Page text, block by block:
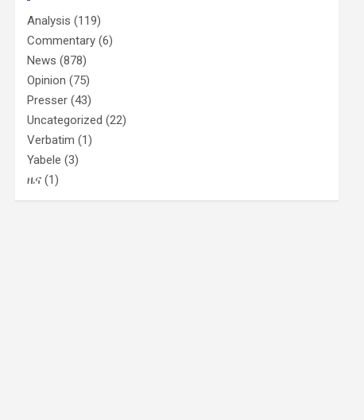
Analysis (119)
Commentary (6)
News (878)
Opinion (75)
Presser (43)
Uncategorized (22)
Verbatim (1)
Yabele (3)
ዜና (1)